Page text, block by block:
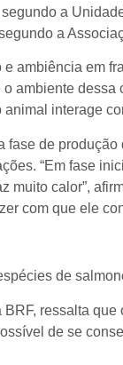
a
a
ambiência em
ambiente
interage
de
“Em fase
muito calor”,
com que ele
de
ressalta
de se